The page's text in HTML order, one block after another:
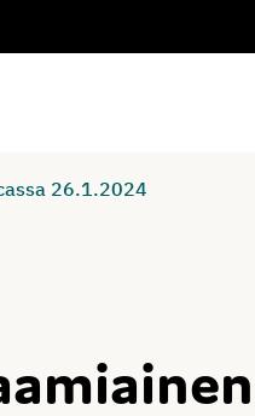
26.1.2024